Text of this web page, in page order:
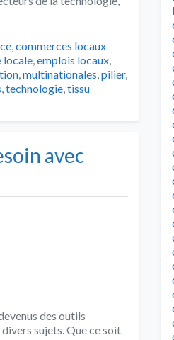
,commerces locaux
locale,emplois locaux,
,multinationales,pilier,
,technologie,tissu
avec
des outils
sujets. Que ce soit